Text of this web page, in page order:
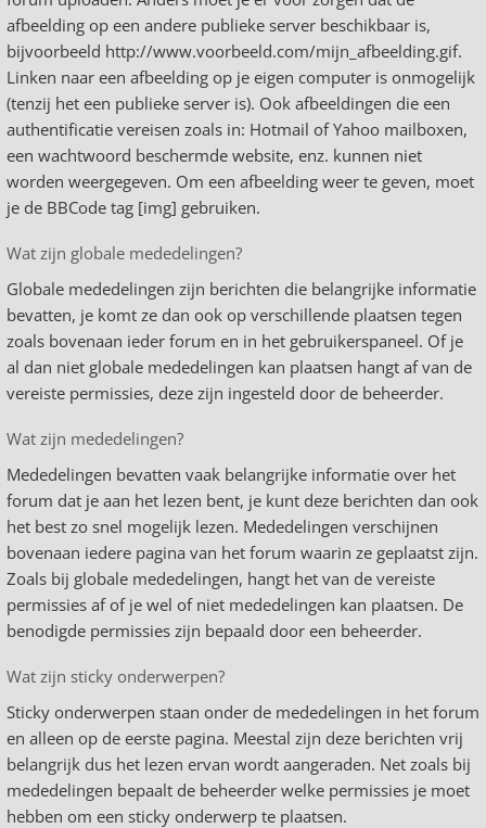
afbeelding op een andere publieke server beschikbaar is,
bijvoorbeeld http://www.voorbeeld.com/mijn_afbeelding.gif.
Linken naar een afbeelding op je eigen computer is onmogelijk
(tenzij het een publieke server is). Ook afbeeldingen die een
authentificatie vereisen zoals in: Hotmail of Yahoo mailboxen,
een wachtwoord beschermde website, enz. kunnen niet
worden weergegeven. Om een afbeelding weer te geven, moet
je de BBCode tag [img] gebruiken.
Wat zijn globale mededelingen?
Globale mededelingen zijn berichten die belangrijke informatie
bevatten, je komt ze dan ook op verschillende plaatsen tegen
zoals bovenaan ieder forum en in het gebruikerspaneel. Of je
al dan niet globale mededelingen kan plaatsen hangt af van de
vereiste permissies, deze zijn ingesteld door de beheerder.
Wat zijn mededelingen?
Mededelingen bevatten vaak belangrijke informatie over het
forum dat je aan het lezen bent, je kunt deze berichten dan ook
het best zo snel mogelijk lezen. Mededelingen verschijnen
bovenaan iedere pagina van het forum waarin ze geplaatst zijn.
Zoals bij globale mededelingen, hangt het van de vereiste
permissies af of je wel of niet mededelingen kan plaatsen. De
benodigde permissies zijn bepaald door een beheerder.
Wat zijn sticky onderwerpen?
Sticky onderwerpen staan onder de mededelingen in het forum
en alleen op de eerste pagina. Meestal zijn deze berichten vrij
belangrijk dus het lezen ervan wordt aangeraden. Net zoals bij
mededelingen bepaalt de beheerder welke permissies je moet
hebben om een sticky onderwerp te plaatsen.